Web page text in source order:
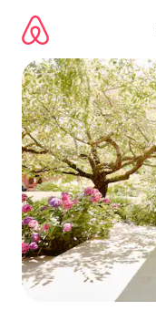
directement
contenu